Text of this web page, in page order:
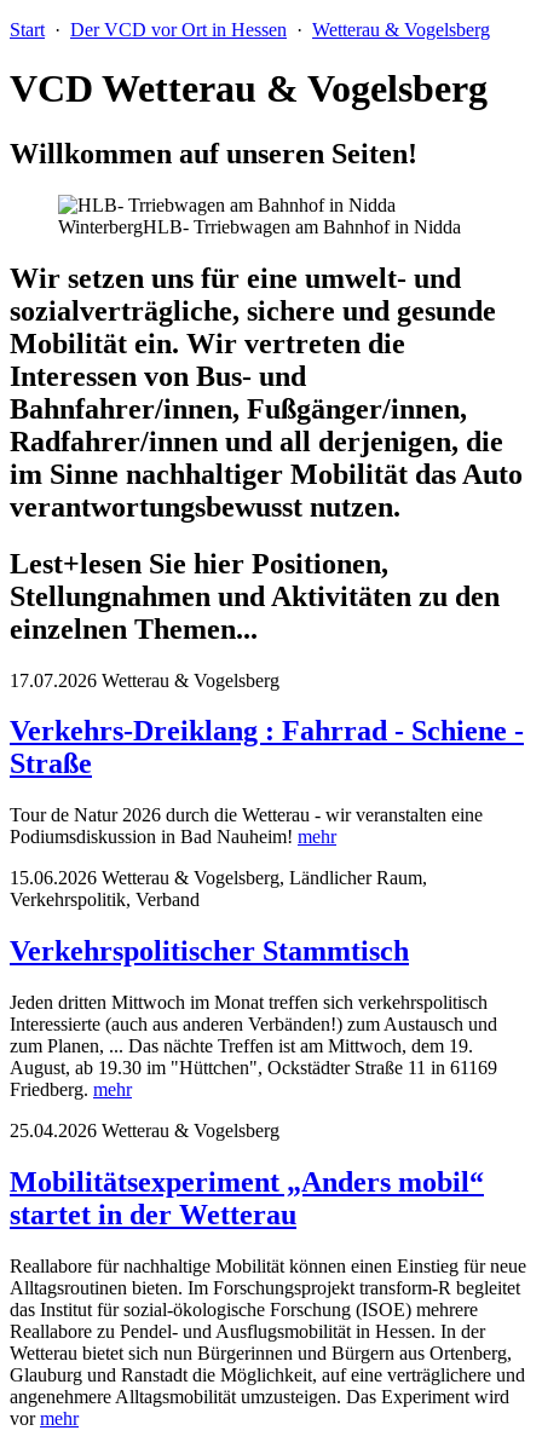
Start · Der VCD vor Ort in Hessen · Wetterau & Vogelsberg
VCD Wetterau & Vogelsberg
Willkommen auf unseren Seiten!
WinterbergHLB- Trriebwagen am Bahnhof in Nidda
Wir setzen uns für eine umwelt- und
sozialverträgliche, sichere und gesunde
Mobilität ein. Wir vertreten die
Interessen von Bus- und
Bahnfahrer/innen, Fußgänger/innen,
Radfahrer/innen und all derjenigen, die
im Sinne nachhaltiger Mobilität das Auto
verantwortungsbewusst nutzen.
Lest+lesen Sie hier Positionen,
Stellungnahmen und Aktivitäten zu den
einzelnen Themen...
17.07.2026 Wetterau & Vogelsberg
Verkehrs-Dreiklang : Fahrrad - Schiene -
Straße
Tour de Natur 2026 durch die Wetterau - wir veranstalten eine
Podiumsdiskussion in Bad Nauheim! mehr
15.06.2026 Wetterau & Vogelsberg, Ländlicher Raum,
Verkehrspolitik, Verband
Verkehrspolitischer Stammtisch
Jeden dritten Mittwoch im Monat treffen sich verkehrspolitisch
Interessierte (auch aus anderen Verbänden!) zum Austausch und
zum Planen, ... Das nächte Treffen ist am Mittwoch, dem 19.
August, ab 19.30 im "Hüttchen", Ockstädter Straße 11 in 61169
Friedberg. mehr
25.04.2026 Wetterau & Vogelsberg
Mobilitätsexperiment „Anders mobil“
startet in der Wetterau
Reallabore für nachhaltige Mobilität können einen Einstieg für neue
Alltagsroutinen bieten. Im Forschungsprojekt transform-R begleitet
das Institut für sozial-ökologische Forschung (ISOE) mehrere
Reallabore zu Pendel- und Ausflugsmobilität in Hessen. In der
Wetterau bietet sich nun Bürgerinnen und Bürgern aus Ortenberg,
Glauburg und Ranstadt die Möglichkeit, auf eine verträglichere und
angenehmere Alltagsmobilität umzusteigen. Das Experiment wird
vormehr